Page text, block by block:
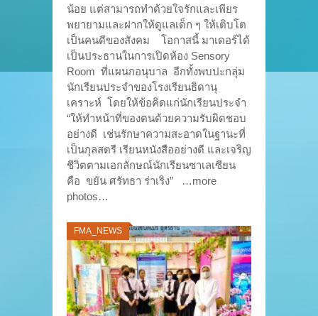
น้อย แต่สามารถทำด้วยใจรักและเพียร
พยายามและฝากให้ดูแลเด็ก ๆ ให้เติบโต
เป็นคนดีของสังคม โอกาสนี้ มาเดอร์ได้
เป็นประธานในการเปิดห้อง Sensory
Room ที่แผนกอนุบาล อีกทั้งพบปะกลุ่ม
นักเรียนประจำของโรงเรียนธิดานุ
เคราะห์ โดยให้ข้อคิดแก่นักเรียนประจำ
“ให้ทำหน้าที่ของตนด้วยความรับผิดชอบ
อย่างดี เช่นรักษาความสะอาดในฐานะที่
เป็นกุลสตรี เรียนหนังสืออย่างดี และเจริญ
ชีวิตตามเอกลักษณ์นักเรียนซาเลเซียน
คือ ขยัน ศรัทธา ร่าเริง” …more
photos…
FMA_NEWS